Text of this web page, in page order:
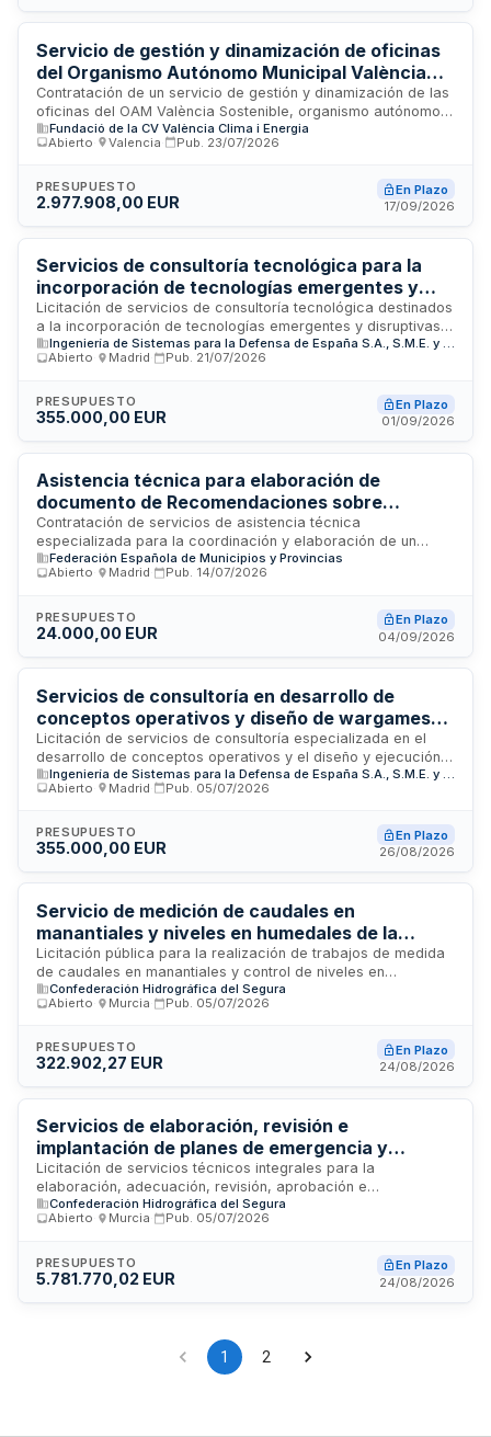
especialización en sistemas ATEX. La duración del contrato
es de seis meses con presupuesto base de sesenta mil
euros.
Servicio de gestión y dinamización de oficinas
del Organismo Autónomo Municipal València
Sostenible en educación ambiental,
asesoramiento y transición energética y
alimentaria
Contratación de un servicio de gestión y dinamización de las
oficinas del OAM València Sostenible, organismo autónomo
municipal dependiente del Ayuntamiento de València. El
contratista prestará servicios integrales en educación
energética y alimentación sostenible. El servicio abarca la
gestión operativa de las instalaciones y la ejecución de
orientadas hacia la sostenibilidad energética y alimentaria.
Fundació de la CV València Clima i Energia
Abierto
Valencia Pub. 23/07/2026
PRESUPUESTO
2.977.908,00 EUR
En Plazo
17/09/2026
Servicios de consultoría tecnológica para la
incorporación de tecnologías emergentes y
disruptivas - Ingeniería de Sistemas para la
Defensa de España
Licitación de servicios de consultoría tecnológica destinados
a la incorporación de tecnologías emergentes y disruptivas
en Ingeniería de Sistemas para la Defensa de España. El
contrato, de ámbito estatal, busca asesoramiento
de soluciones tecnológicas innovadoras en el sector de
defensa. Los servicios incluyen análisis de tecnologías de
transformación digital de sistemas y procesos.
Ingeniería de Sistemas para la Defensa de España S.A., S.M.E. y M.P.
Abierto
Madrid Pub. 21/07/2026
PRESUPUESTO
355.000,00 EUR
En Plazo
01/09/2026
Asistencia técnica para elaboración de
documento de Recomendaciones sobre
servicio municipal de recogida de residuos
textiles - FEMP
Contratación de servicios de asistencia técnica
especializada para la coordinación y elaboración de un
documento de Recomendaciones destinado al diseño de
servicios municipales de recogida separada de residuos
trabajos metodológicos y documentales entre la Federación
Española de Municipios y Provincias, entidades locales,
representativas, estableciendo modelos de implantación,
explotación y control aplicables en municipios españoles, así
como condiciones técnicas mínimas para la entrega del
material a operadores autorizados y sistemas de
trazabilidad.
Federación Española de Municipios y Provincias
Abierto
Madrid Pub. 14/07/2026
PRESUPUESTO
24.000,00 EUR
En Plazo
04/09/2026
Servicios de consultoría en desarrollo de
conceptos operativos y diseño de wargames
analíticos para Ingeniería de Sistemas para la
Defensa
Licitación de servicios de consultoría especializada en el
desarrollo de conceptos operativos y el diseño y ejecución
de wargames analíticos. El organismo contratante es
Ingeniería de Sistemas para la Defensa de España S.A.,
Defensa. Los servicios incluyen la asesoría estratégica en
operaciones militares mediante simulaciones analíticas y
sesenta y siete mil euros. Se trata de un contrato dirigido a
empresas especializadas en defensa, análisis operativo y
consultoría estratégica.
Abierto
Madrid Pub. 05/07/2026
PRESUPUESTO
355.000,00 EUR
En Plazo
26/08/2026
Servicio de medición de caudales en
manantiales y niveles en humedales de la
Cuenca del Segura 2026-2028
Licitación pública para la realización de trabajos de medida
de caudales en manantiales y control de niveles en
humedales ubicados en la Cuenca del Segura durante el
período 2026-2028. El contrato, convocado por la
persigue obtener datos hidrológicos precisos para la gestión
y monitorización de recursos hídricos en esta demarcación
toma de datos y registro de información relativa al
comportamiento hidrodinámico de manantiales y zonas
húmedas, elementos críticos para la planificación y
conservación de la cuenca.
Confederación Hidrográfica del Segura
Abierto
Murcia Pub. 05/07/2026
PRESUPUESTO
322.902,27 EUR
En Plazo
24/08/2026
Servicios de elaboración, revisión e
implantación de planes de emergencia y
documentación de seguridad en presas
estatales de la Confederación Hidrográfica del
Segura
Licitación de servicios técnicos integrales para la
elaboración, adecuación, revisión, aprobación e
implantación de planes de emergencia, normas de
explotación, revisiones generales de seguridad y
gestionadas por la Confederación Hidrográfica del Segura.
Los trabajos se rigen conforme a la normativa de seguridad
procedimientos operativos necesarios para garantizar la
seguridad de estas infraestructuras hidráulicas en la cuenca
Confederación Hidrográfica del Segura
Abierto
Murcia Pub. 05/07/2026
PRESUPUESTO
5.781.770,02 EUR
En Plazo
24/08/2026
1 2